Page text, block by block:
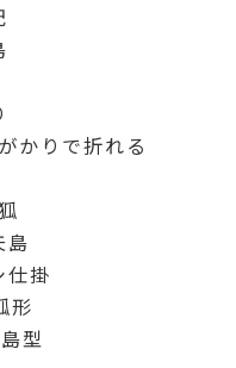
かりで折れる
島
仕掛
形
型